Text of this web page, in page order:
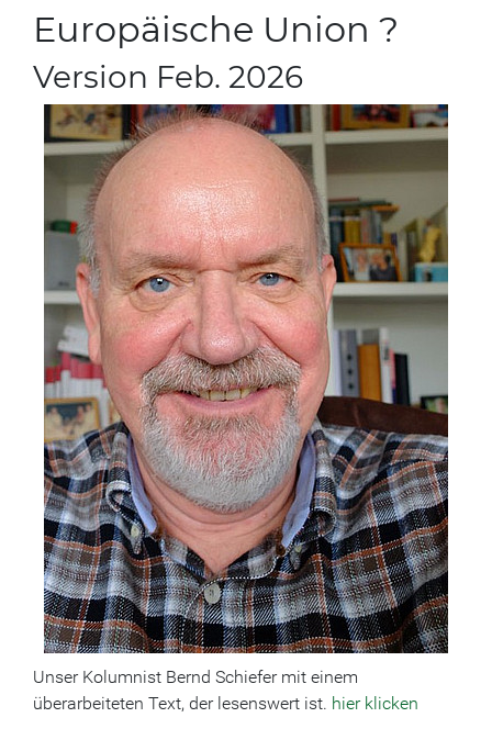
Europäische Union ?
Version Feb. 2026
Unser Kolumnist Bernd Schiefer mit einem
überarbeiteten Text, der lesenswert ist. hier klicken